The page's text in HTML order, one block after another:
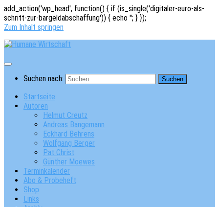
add_action('wp_head', function() { if (is_single('digitaler-euro-als-
schritt-zur-bargeldabschaffung')) { echo ''; } });
Zum Inhalt springen
Suchen nach:
Startseite
Autoren
Helmut Creutz
Andreas Bangemann
Eckhard Behrens
Wolfgang Berger
Pat Christ
Günther Moewes
Terminkalender
Abo & Probeheft
Shop
Links